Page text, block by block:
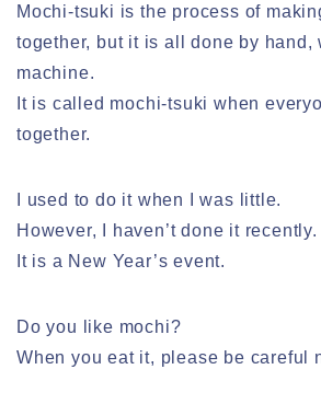
Mochi-tsuki is the process of
together, but it is all done by hand,
machine.
It is called mochi-tsuki when
together.
I used to do it when I was little.
However, I haven’t done it recently.
It is a New Year’s event.
Do you like mochi?
When you eat it, please be careful